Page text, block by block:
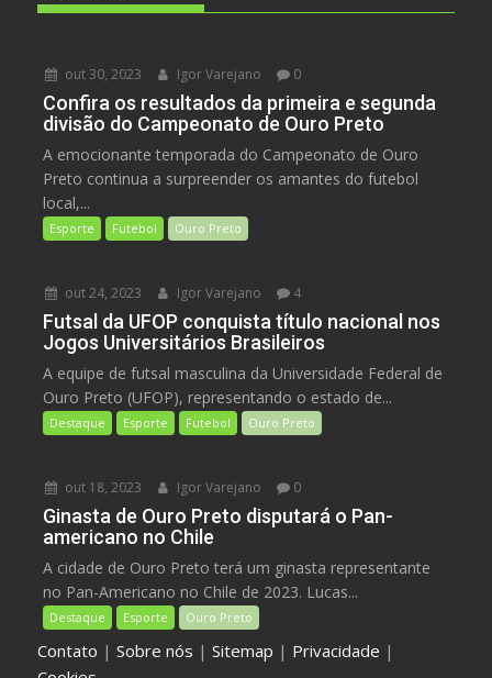
out 30, 2023 Igor Varejano 0
Confira os resultados da primeira e segunda
divisão do Campeonato de Ouro Preto
A emocionante temporada do Campeonato de Ouro
Preto continua a surpreender os amantes do futebol
local,...
Esporte Futebol Ouro Preto
out 24, 2023 Igor Varejano 4
Futsal da UFOP conquista título nacional nos
Jogos Universitários Brasileiros
A equipe de futsal masculina da Universidade Federal de
Ouro Preto (UFOP), representando o estado de...
Destaque Esporte Futebol Ouro Preto
out 18, 2023 Igor Varejano 0
Ginasta de Ouro Preto disputará o Pan-
americano no Chile
A cidade de Ouro Preto terá um ginasta representante
no Pan-Americano no Chile de 2023. Lucas...
Destaque Esporte Ouro Preto
Contato |Sobre nós |Sitemap | Privacidade |